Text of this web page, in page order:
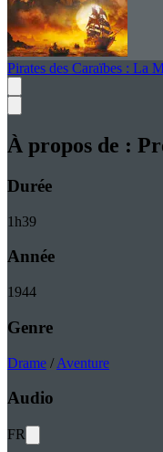
Pirates des Caraïbes : La
À propos de :
Durée
1h39
Année
1944
Genre
Drame / Aventure
Audio
FR